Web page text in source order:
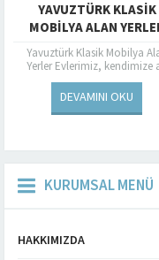
YAVUZTÜRK KLASIK
MOBILYA ALAN
Yavuztürk Klasik Mobilya
Yerler Evlerimiz, kendimize
küçük dünyalarımızdır. Bu
bu alanları kişiselleştirmek ve
istememiz...
DEVAMINI OKU
KURUMSAL MENÜ
HAKKIMIZDA